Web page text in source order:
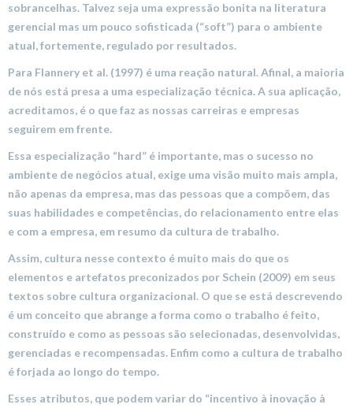
sobrancelhas. Talvez seja uma expressão bonita na literatura
gerencial mas um pouco sofisticada (“soft”) para o ambiente
atual, fortemente, regulado por resultados.
Para Flannery et al. (1997) é uma reação natural. Afinal, a maioria
de nós está presa a uma especialização técnica. A sua aplicação,
acreditamos, é o que faz as nossas carreiras e empresas
seguirem em frente.
Essa especialização “hard” é importante, mas o sucesso no
ambiente de negócios atual, exige uma visão muito mais ampla,
não apenas da empresa, mas das pessoas que a compõem, das
suas habilidades e competências, do relacionamento entre elas
e com a empresa, em resumo da cultura de trabalho.
Assim, cultura nesse contexto é muito mais do que os
elementos e artefatos preconizados por Schein (2009) em seus
textos sobre cultura organizacional. O que se está descrevendo
é um conceito que abrange a forma como o trabalho é feito,
construído e como as pessoas são selecionadas, desenvolvidas,
gerenciadas e recompensadas. Enfim como a cultura de trabalho
é forjada ao longo do tempo.
Esses atributos, que podem variar do “incentivo à inovação à